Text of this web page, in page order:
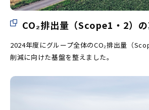
CO₂排出量（Scope1・2）
2024年度にグループ全体のCO₂排出量（
削減に向けた基盤を整えました。